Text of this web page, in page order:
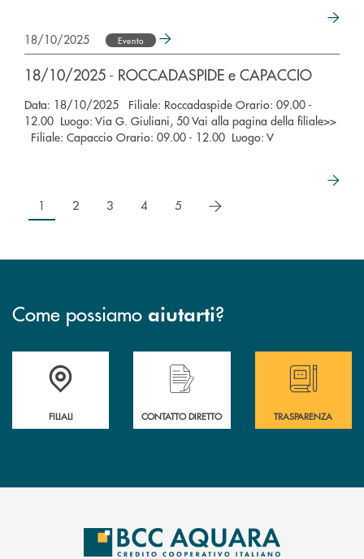
18/10/2025 Evento
18/10/2025 - ROCCADASPIDE e CAPACCIO
Data: 18/10/2025 Filiale: Roccadaspide Orario: 09.00 -
12.00 Luogo: Via G. Giuliani, 50 Vai alla pagina della filiale>>
Filiale: Capaccio Orario: 09.00 - 12.00 Luogo: V
1 2 3 4 5 successivo
Come possiamo aiutarti?
Trova la filiale più vicina a te
FILIALI
Hai bisogno di assistenza immediata ?
CONTATTO DIRETTO
Hai bisogno di
TRASPARENZA